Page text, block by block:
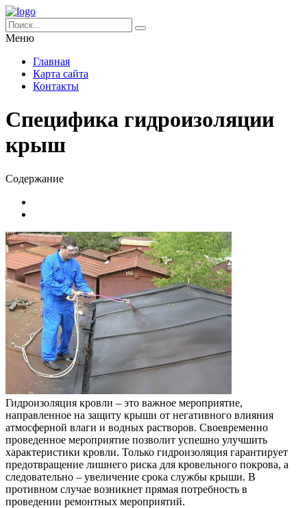
Меню
Главная
Карта сайта
Контакты
Специфика гидроизоляции
крыш
Содержание
Гидроизоляция кровли – это важное мероприятие,
направленное на защиту крыши от негативного влияния
атмосферной влаги и водных растворов. Своевременно
проведенное мероприятие позволит успешно улучшить
характеристики кровли. Только гидроизоляция гарантирует
предотвращение лишнего риска для кровельного покрова, а
следовательно – увеличение срока службы крыши. В
противном случае возникнет прямая потребность в
проведении ремонтных мероприятий.